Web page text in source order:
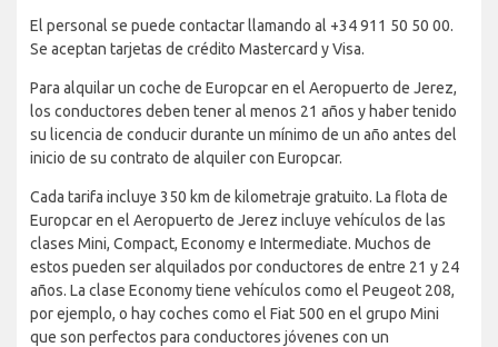
El personal se puede contactar llamando al +34 911 50 50 00.
Se aceptan tarjetas de crédito Mastercard y Visa.
Para alquilar un coche de Europcar en el Aeropuerto de Jerez,
los conductores deben tener al menos 21 años y haber tenido
su licencia de conducir durante un mínimo de un año antes del
inicio de su contrato de alquiler con Europcar.
Cada tarifa incluye 350 km de kilometraje gratuito. La flota de
Europcar en el Aeropuerto de Jerez incluye vehículos de las
clases Mini, Compact, Economy e Intermediate. Muchos de
estos pueden ser alquilados por conductores de entre 21 y 24
años. La clase Economy tiene vehículos como el Peugeot 208,
por ejemplo, o hay coches como el Fiat 500 en el grupo Mini
que son perfectos para conductores jóvenes con un